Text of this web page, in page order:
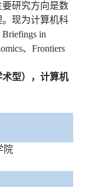
研究方向是数
现为计算机科
Briefings in
、Frontiers
型），计算机
院